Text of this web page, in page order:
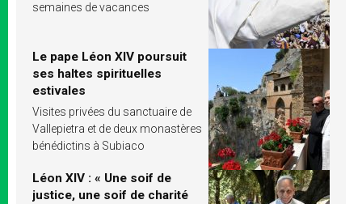
semaines de vacances
Le pape Léon XIV poursuit
ses haltes spirituelles
estivales
Visites privées du sanctuaire de
Vallepietra et de deux monastères
bénédictins à Subiaco
Léon XIV : « Une soif de
justice, une soif de charité